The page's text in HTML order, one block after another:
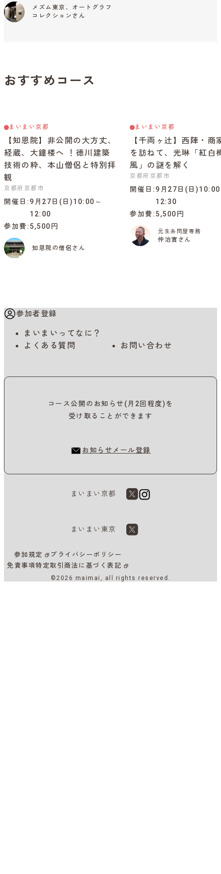
メズム東京、オートグラフ
コレクションさん
おすすめコース
まいまい京都
【知恩院】非公開の大方丈、
経蔵、大鐘楼へ ！徳川建築
技術の粋、本山僧侶と特別拝
観
京都府京都市
開催日
9月27日(日)10:00～
12:00
参加費 5,500円
知恩院の僧侶さん
まいまい京都
【千両ヶ辻】西陣・商
を訪ねて、光琳「紅白
風」の謎を解く
京都府京都市
開催日
9月27日(日
12:30
参加費 5,500円
元生糸問屋専務
仲治實さん
参加者登録
まいまいってなに？
よくある質問
お問い合わせ
コース公開のお知らせ(月2回程度)を
受け取ることができます
お知らせメール登録
まいまい京都
まいまい東京
参加規定
プライバシーポリシー
免責事項特定取引商法に基づく表記
©2026 maimai, all rights reserved.